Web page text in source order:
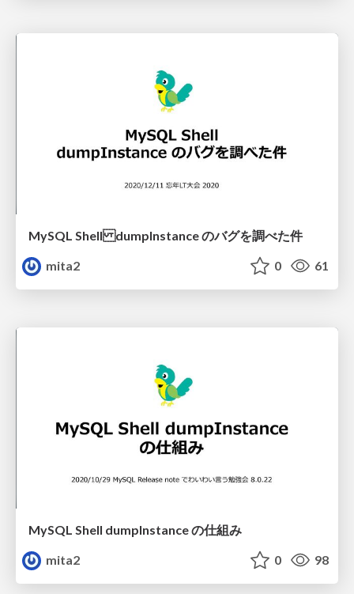
MySQL Shell dumpInstance のバグを調べた件
mita2
0 61
MySQL Shell dumpInstance の仕組み
mita2
0 98